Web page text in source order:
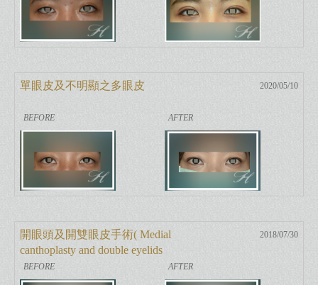
單眼皮及不明顯之多眼皮 2020/05/10
開眼頭及開雙眼皮手術( Medial
canthoplasty and double eyelids
2018/07/30